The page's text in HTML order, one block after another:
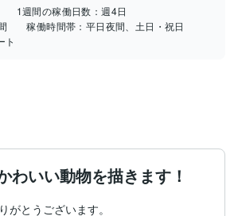
1週間の稼働日数：週4日
稼働時間帯： 平日夜間、土日・祝日
ト
わいい動物を描きます！
がとうございます。